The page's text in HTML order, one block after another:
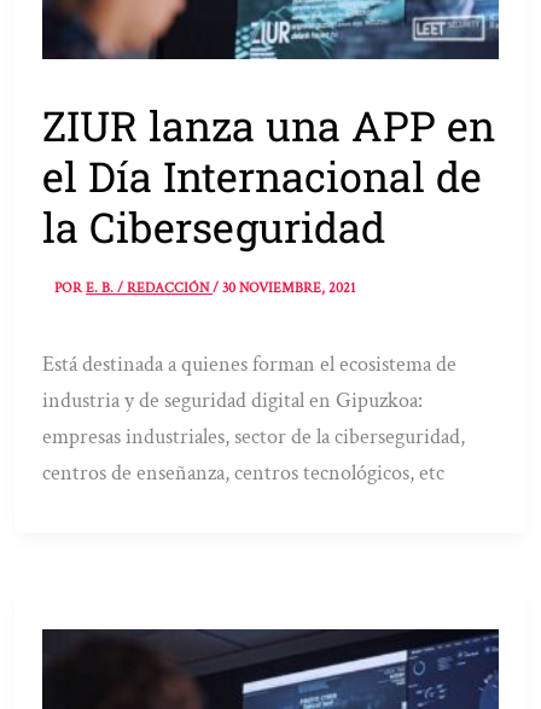
ZIUR lanza una APP en
el Día Internacional de
la Ciberseguridad
PORE. B. / REDACCIÓN/30 NOVIEMBRE, 2021
Está destinada a quienes forman el ecosistema de
industria y de seguridad digital en Gipuzkoa:
empresas industriales, sector de la ciberseguridad,
centros de enseñanza, centros tecnológicos, etc